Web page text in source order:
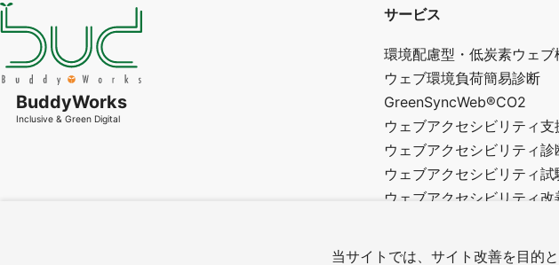
当サイトでは、サイト改善を目的
BuddyWorks
Inclusive & Green Digital
サービス
環境配慮型・低炭素ウェブ
ウェブ環境負荷簡易診断
GreenSyncWeb®CO2
ウェブアクセシビリティ支
ウェブアクセシビリティ診
ウェブアクセシビリティ試
ウェブアクセシビリティ改
カスタムウェブ制作